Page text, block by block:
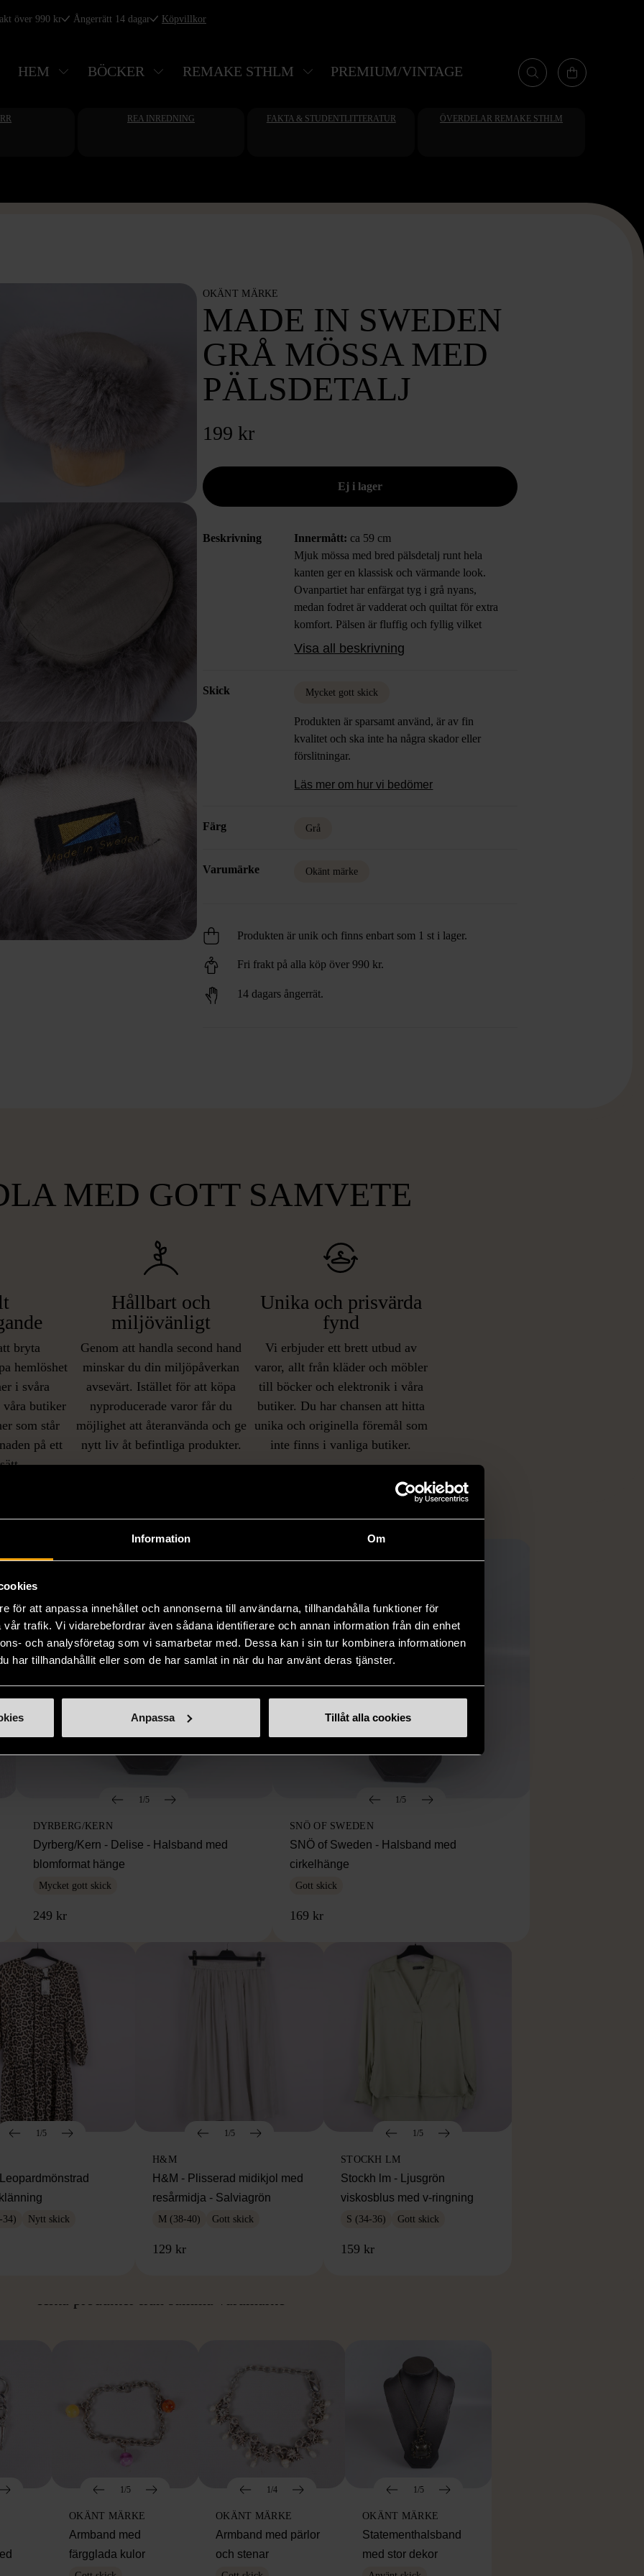
Information Om
för att anpassa innehållet och annonserna till användarna, tillhandahålla funktioner för
trafik. Vi vidarebefordrar även sådana identifierare och annan information från din enhet
och analysföretag som vi samarbetar med. Dessa kan i sin tur kombinera informationen
har tillhandahållit eller som de har samlat in när du har använt deras tjänster.
Anpassa Tillåt alla cookies
över 990 kr Ångerrätt 14 dagar Köpvillkor
HEM BÖCKER REMAKE STHLM PREMIUM/VINTAGE
REA INREDNING FAKTA & STUDENTLITTERATUR ÖVERDELAR REMAKE STHLM
OKÄNT MÄRKE
MADE IN SWEDEN
GRÅ MÖSSA MED
PÄLSDETALJ
199 kr
Beskrivning Innermått: ca 59 cm
Mjuk mössa med bred pälsdetalj runt hela
kanten ger en klassisk och värmande look.
Ovanpartiet har enfärgat tyg i grå nyans,
medan fodret är vadderat och quiltat för extra
komfort. Pälsen är fluffig och fyllig vilket
skapar en lyxig känsla. Mössan har en tidlös
design och neutral färg som passar till de flesta
Visa all beskrivning
Skick Mycket gott skick
Produkten är sparsamt använd, är av fin
kvalitet och ska inte ha några skador eller
förslitningar.
Läs mer om hur vi bedömer
Färg Grå
Varumärke Okänt märke
Produkten är unik och finns enbart som 1 st i lager.
Fri frakt på alla köp över 990 kr.
14 dagars ångerrät.
MED GOTT SAMVETE
bryta
hemlöshet
i svåra
butiker
som står
på ett
Hållbart och
miljövänligt
Genom att handla second hand
minskar du din miljöpåverkan
avsevärt. Istället för att köpa
nyproducerade varor får du
möjlighet att återanvända och ge
nytt liv åt befintliga produkter.
Unika och prisvärda
fynd
Vi erbjuder ett brett utbud av
varor, allt från kläder och möbler
till böcker och elektronik i våra
butiker. Du har chansen att hitta
unika och originella föremål som
inte finns i vanliga butiker.
PRODUKTER
1/5
DYRBERG/KERN
Dyrberg/Kern - Delise - Halsband med
blomformat hänge
Mycket gott skick
249 kr
1/5
SNÖ OF SWEDEN
SNÖ of Sweden - Halsband med
cirkelhänge
Gott skick
169 kr
1/5
34) Nytt skick
1/5
H&M
H&M - Plisserad midikjol med
resårmidja - Salviagrön
M (38-40) Gott skick
129 kr
1/5
STOCKH LM
Stockh lm - Ljusgrön
viskosblus med v-ringning
S (34-36) Gott skick
159 kr
Hitta produkter från samma varumärke
1/5
OKÄNT MÄRKE
Armband med
färgglada kulor
1/4
OKÄNT MÄRKE
Armband med pärlor
och stenar
1/5
OKÄNT MÄRKE
Statementhalsband
med stor dekor